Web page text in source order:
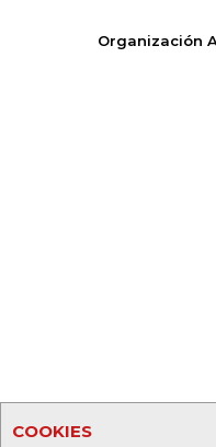
COOKIES
Organización